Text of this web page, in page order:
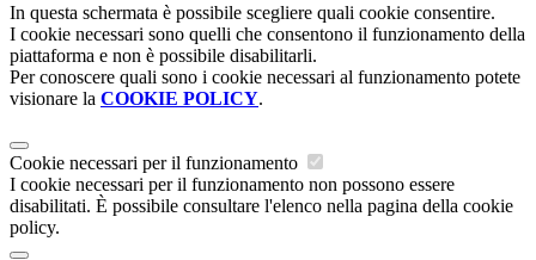
In questa schermata è possibile scegliere quali cookie consentire.
I cookie necessari sono quelli che consentono il funzionamento della
piattaforma e non è possibile disabilitarli.
Per conoscere quali sono i cookie necessari al funzionamento potete
visionare la COOKIE POLICY.
Cookie necessari per il funzionamento
I cookie necessari per il funzionamento non possono essere
disabilitati. È possibile consultare l'elenco nella pagina della cookie
policy.